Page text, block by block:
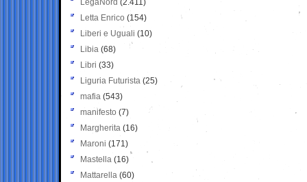
LegaNord (2.411)
Letta Enrico (154)
Liberi e Uguali (10)
Libia (68)
Libri (33)
Liguria Futurista (25)
mafia (543)
manifesto (7)
Margherita (16)
Maroni (171)
Mastella (16)
Mattarella (60)